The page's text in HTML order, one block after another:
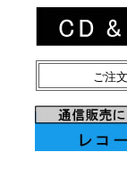
ご注